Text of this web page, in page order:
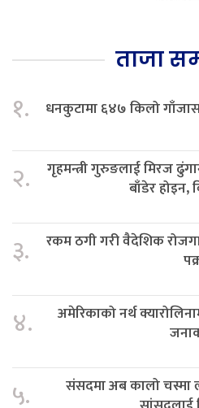
ताजा
१. धनकुटामा ६४७ किलो
२.
गृहमन्त्री गुरुङलाई मिरज
बाँडेर होइन,
३.
रकम ठगी गरी वैदेशिक
४.
अमेरिकाको नर्थ
५.
संसदमा अब कालो